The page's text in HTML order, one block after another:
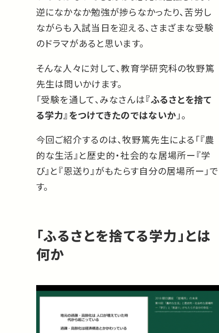
逆になかなか勉強が捗らなかったり、苦労し
ながらも入試当日を迎える、さまざまな受験
のドラマがあると思います。
そんな人々に対して、教育学研究科の牧野篤
先生は問いかけます。
「受験を通して、みなさんは『ふるさとを捨て
る学力』をつけてきたのではないか 」。
今回ご紹介するのは、牧野篤先生による「『農
的な生活』と歴史的・社会的な居場所ー『学
び』と『恩送り』がもたらす自分の居場所ー」で
す。
「ふるさとを捨てる学力」とは
何か